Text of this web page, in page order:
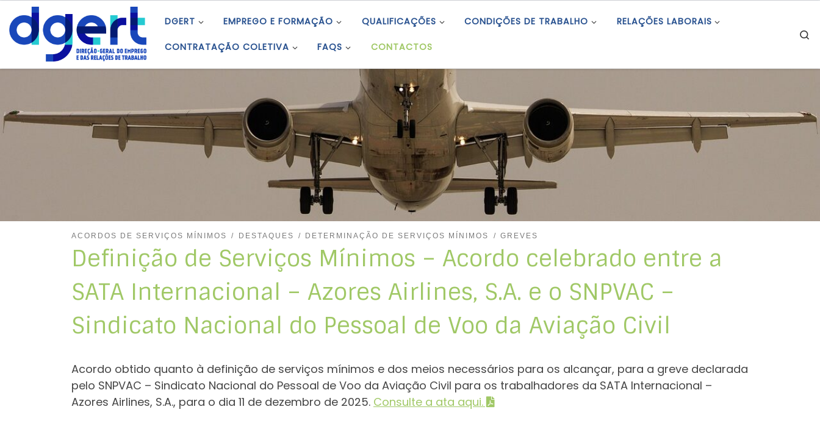
Skip to content DGERT EMPREGO E FORMAÇÃO QUALIFICAÇÕES CONDIÇÕES DE TRABALHO RELAÇÕES LABORAIS
CONTRATAÇÃO COLETIVA FAQS CONTACTOS
ACORDOS DE SERVIÇOS MÍNIMOS DESTAQUES DETERMINAÇÃO DE SERVIÇOS MÍNIMOS GREVES
Definição de Serviços Mínimos – Acordo celebrado entre a
SATA Internacional – Azores Airlines, S.A. e o SNPVAC –
Sindicato Nacional do Pessoal de Voo da Aviação Civil
Acordo obtido quanto à definição de serviços mínimos e dos meios necessários para os alcançar, para a greve declarada
pelo SNPVAC – Sindicato Nacional do Pessoal de Voo da Aviação Civil para os trabalhadores da SATA Internacional –
Azores Airlines, S.A., para o dia 11 de dezembro de 2025. Consulte a ata aqui.